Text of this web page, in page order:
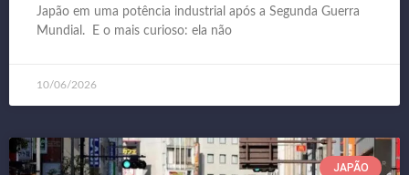
Japão em uma potência industrial após a Segunda Guerra
Mundial. E o mais curioso: ela não
10/06/2026
JAPÃO